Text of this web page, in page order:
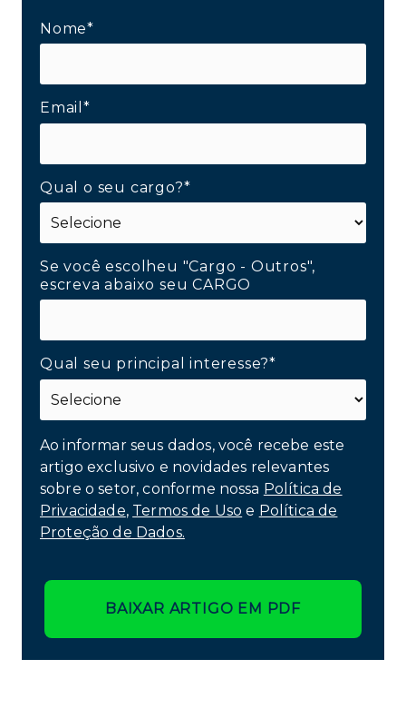
Nome*
Email*
Qual o seu cargo?*
Se você escolheu "Cargo - Outros",
escreva abaixo seu CARGO
Qual seu principal interesse?*
Ao informar seus dados, você recebe este
artigo exclusivo e novidades relevantes
sobre o setor, conforme nossa Política de
Privacidade, Termos de Uso e Política de
Proteção de Dados.
BAIXAR ARTIGO EM PDF